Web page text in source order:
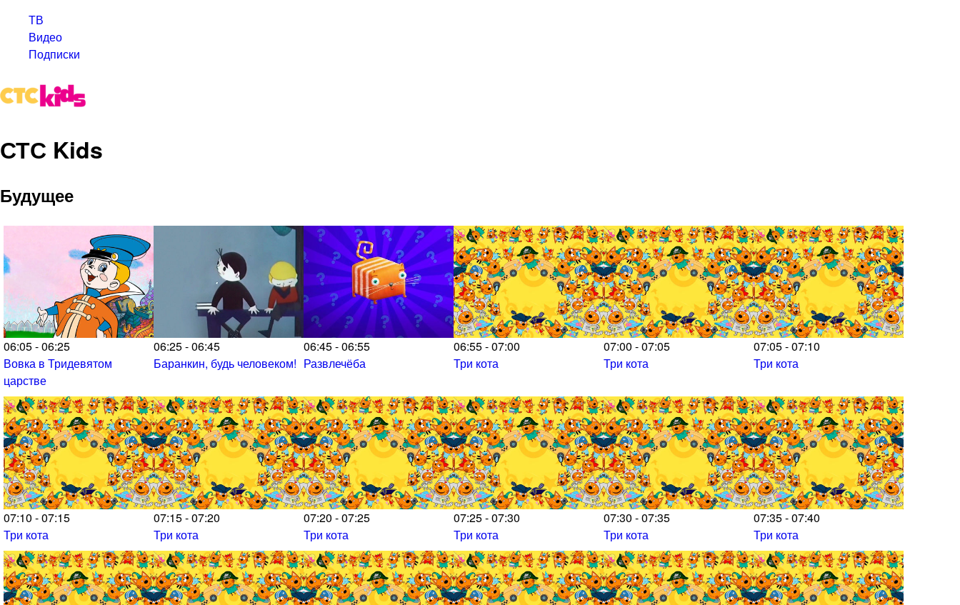
ТВ
Видео
Подписки
СТС Kids
Будущее
06:05 - 06:25
Вовка в Тридевятом
царстве
06:25 - 06:45
Баранкин, будь человеком!
06:45 - 06:55
Развлечёба
06:55 - 07:00
Три кота
07:00 - 07:05
Три кота
07:05 - 07:10
Три кота
07:10 - 07:15
Три кота
07:15 - 07:20
Три кота
07:20 - 07:25
Три кота
07:25 - 07:30
Три кота
07:30 - 07:35
Три кота
07:35 - 07:40
Три кота